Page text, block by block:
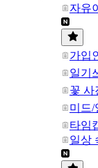
자유
가입
일기
꽃 사
미드/
타임
일상